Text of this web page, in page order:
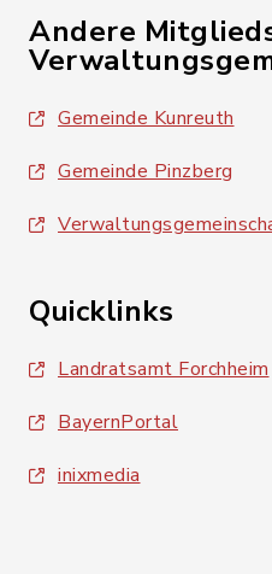
Andere
Gemeinde Kunreuth
Gemeinde Pinzberg
Quicklinks
Landratsamt Forchheim
BayernPortal
inixmedia